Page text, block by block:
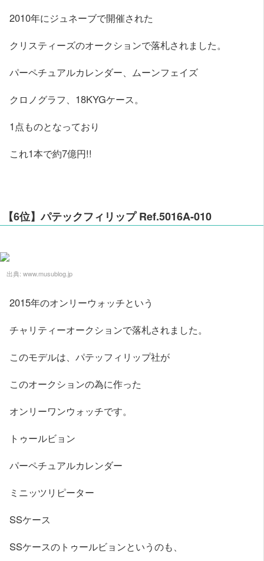
2010年にジュネーブで開催された
クリスティーズのオークションで落札されました。
パーペチュアルカレンダー、ムーンフェイズ
クロノグラフ、18KYGケース。
1点ものとなっており
これ1本で約7億円!!
【6位】パテックフィリップ Ref.5016A-010
出典: www.musublog.jp
2015年のオンリーウォッチという
チャリティーオークションで落札されました。
このモデルは、パテッフィリップ社が
このオークションの為に作った
オンリーワンウォッチです。
トゥールビョン
パーペチュアルカレンダー
ミニッツリピーター
SSケース
SSケースのトゥールビョンというのも、